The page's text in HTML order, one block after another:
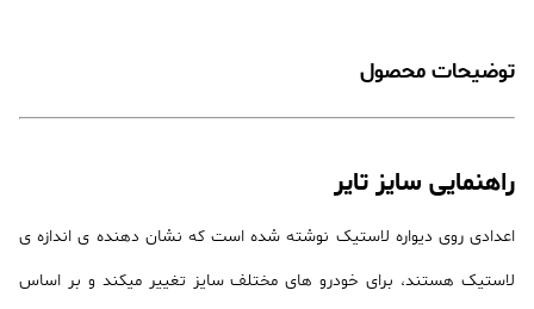
توضیحات محصول
راهنمایی سایز تایر
اعدادی روی دیواره لاستیک نوشته شده است که نشان دهنده ی اندازه ی
لاستیک هستند، برای خودرو های مختلف سایز تغییر میکند و بر اساس